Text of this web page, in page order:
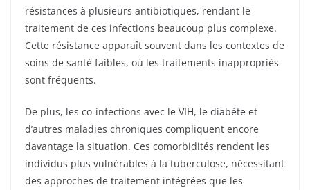
résistances à plusieurs antibiotiques, rendant le
traitement de ces infections beaucoup plus complexe.
Cette résistance apparaît souvent dans les contextes de
soins de santé faibles, où les traitements inappropriés
sont fréquents.
De plus, les co-infections avec le VIH, le diabète et
d’autres maladies chroniques compliquent encore
davantage la situation. Ces comorbidités rendent les
individus plus vulnérables à la tuberculose, nécessitant
des approches de traitement intégrées que les